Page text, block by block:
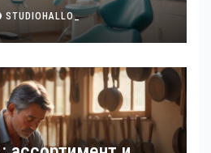
STUDIOHALLO_